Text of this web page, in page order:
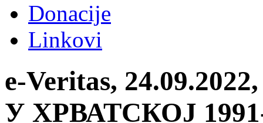
Donacije
Linkovi
e-Veritas,
У ХРВАТСКОЈ 1991-